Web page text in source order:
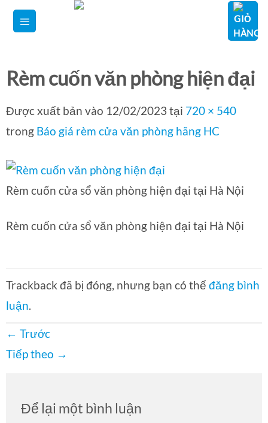
qua
dung
Rèm cuốn văn phòng hiện đại
Được xuất bản vào 12/02/2023 tại 720 × 540
trong Báo giá rèm cửa văn phòng hãng HC
Rèm cuốn cửa sổ văn phòng hiện đại tại Hà Nội
Rèm cuốn cửa sổ văn phòng hiện đại tại Hà Nội
Trackback đã bị đóng, nhưng bạn có thể đăng bình
luận
← Trước
Tiếp theo →
Để lại một bình luận